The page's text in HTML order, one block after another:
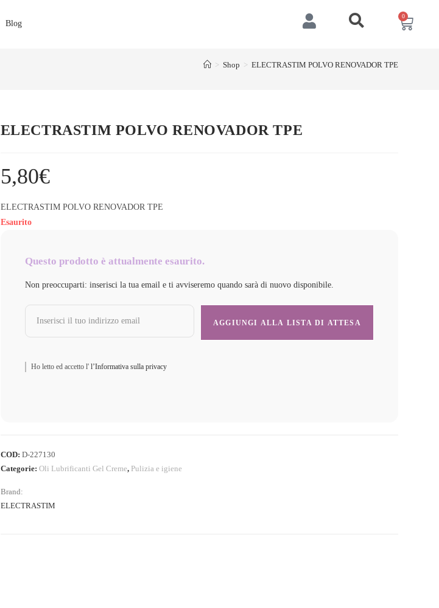
Blog
0
> Shop > ELECTRASTIM POLVO RENOVADOR TPE
ELECTRASTIM POLVO RENOVADOR TPE
5,80€
ELECTRASTIM POLVO RENOVADOR TPE
Esaurito
Questo prodotto è attualmente esaurito.
Non preoccuparti: inserisci la tua email e ti avviseremo quando sarà di nuovo disponibile.
Ho letto ed accetto l'l’Informativa sulla privacy
COD: D-227130
Categorie: Oli Lubrificanti Gel Creme, Pulizia e igiene
Brand:
ELECTRASTIM